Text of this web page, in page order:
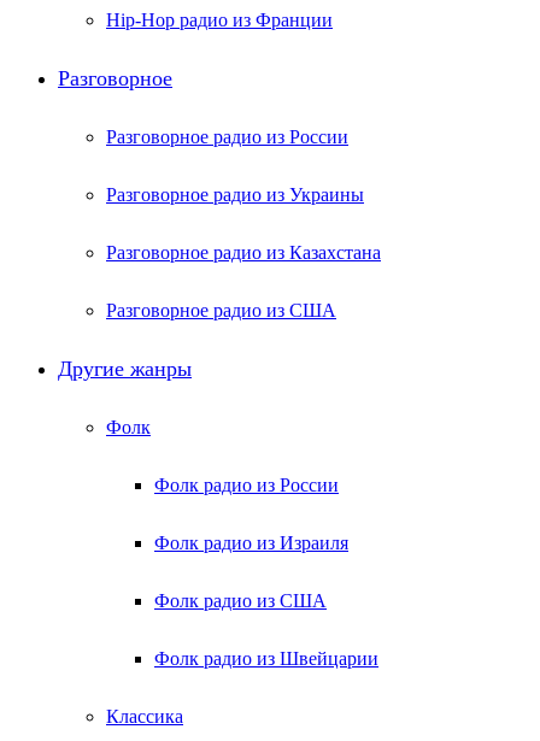
Hip-Hop радио из Франции
Разговорное
Разговорное радио из России
Разговорное радио из Украины
Разговорное радио из Казахстана
Разговорное радио из США
Другие жанры
Фолк
Фолк радио из России
Фолк радио из Израиля
Фолк радио из США
Фолк радио из Швейцарии
Классика